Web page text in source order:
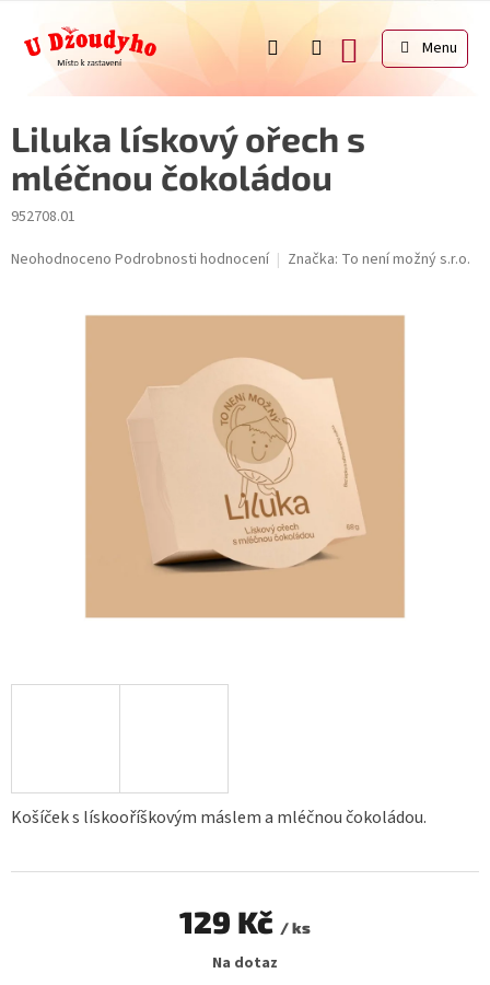
obsah
NÁKUPNÍ
KOŠÍK
Liluka lískový ořech s
mléčnou čokoládou
952708.01
Průměrné
Neohodnoceno Podrobnosti hodnocení Značka: To není možný s.r.o.
Košíček s lískooříškovým máslem a mléčnou čokoládou.
129 Kč / ks
cena:Na dotaz